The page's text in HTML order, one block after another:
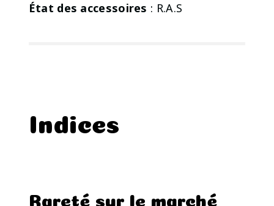
État des accessoires : R.A.S
Indices
Rareté sur le marché